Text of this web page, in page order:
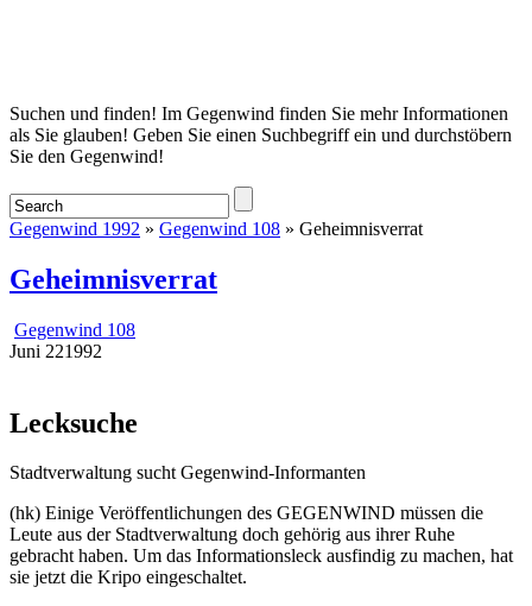
Startseite
Suchen und finden! Im Gegenwind finden Sie mehr Informationen
als Sie glauben! Geben Sie einen Suchbegriff ein und durchstöbern
Sie den Gegenwind!
Gegenwind 1992 » Gegenwind 108 » Geheimnisverrat
Geheimnisverrat
Gegenwind 108
Juni 221992
Lecksuche
Stadtverwaltung sucht Gegenwind-Informanten
(hk) Einige Veröffentlichungen des GEGENWIND müssen die
Leute aus der Stadtverwaltung doch gehörig aus ihrer Ruhe
gebracht haben. Um das Informationsleck ausfindig zu machen, hat
sie jetzt die Kripo eingeschaltet.